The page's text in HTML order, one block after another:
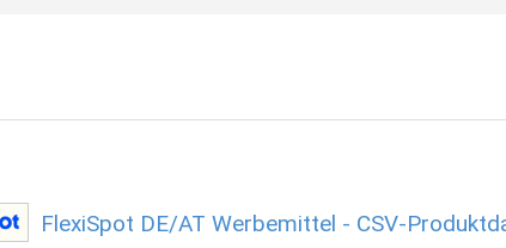
FlexiSpot DE/AT Werbemittel - CSV-